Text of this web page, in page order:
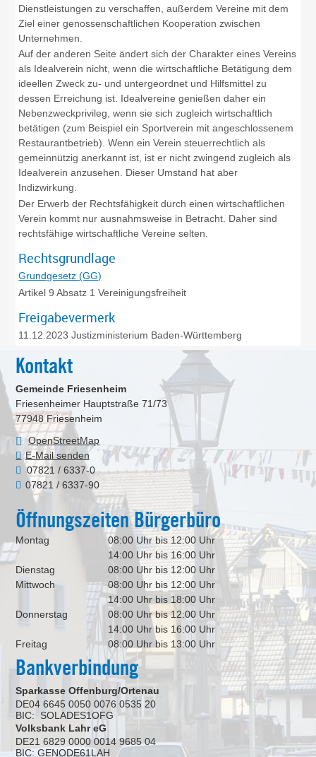
Dienstleistungen zu verschaffen, außerdem Vereine mit dem
Ziel einer genossenschaftlichen Kooperation zwischen
Unternehmen.
Auf der anderen Seite ändert sich der Charakter eines Vereins
als Idealverein nicht, wenn die wirtschaftliche Betätigung dem
ideellen Zweck zu- und untergeordnet und Hilfsmittel zu
dessen Erreichung ist. Idealvereine genießen daher ein
Nebenzweckprivileg, wenn sie sich zugleich wirtschaftlich
betätigen (zum Beispiel ein Sportverein mit angeschlossenem
Restaurantbetrieb). Wenn ein Verein steuerrechtlich als
gemeinnützig anerkannt ist, ist er nicht zwingend zugleich als
Idealverein anzusehen. Dieser Umstand hat aber
Indizwirkung.
Der Erwerb der Rechtsfähigkeit durch einen wirtschaftlichen
Verein kommt nur ausnahmsweise in Betracht. Daher sind
rechtsfähige wirtschaftliche Vereine selten.
Rechtsgrundlage
Grundgesetz (GG)
Artikel 9 Absatz 1Vereinigungsfreiheit
Freigabevermerk
11.12.2023 Justizministerium Baden-Württemberg
Kontakt
Gemeinde Friesenheim
Friesenheimer Hauptstraße 71/73
77948 Friesenheim
OpenStreetMap
E-Mail senden
07821 / 6337-0
07821 / 6337-90
Öffnungszeiten Bürgerbüro
Montag
08:00 Uhr bis 12:00 Uhr
14:00 Uhr bis 16:00 Uhr
Dienstag
08:00 Uhr bis 12:00 Uhr
Mittwoch
08:00 Uhr bis 12:00 Uhr
14:00 Uhr bis 18:00 Uhr
Donnerstag
08:00 Uhr bis 12:00 Uhr
14:00 Uhr bis 16:00 Uhr
Freitag
08:00 Uhr bis 13:00 Uhr
Bankverbindung
Sparkasse Offenburg/Ortenau
DE04 6645 0050 0076 0535 20
BIC: SOLADES1OFG
Volksbank Lahr eG
DE21 6829 0000 0014 9685 04
BIC: GENODE61LAH